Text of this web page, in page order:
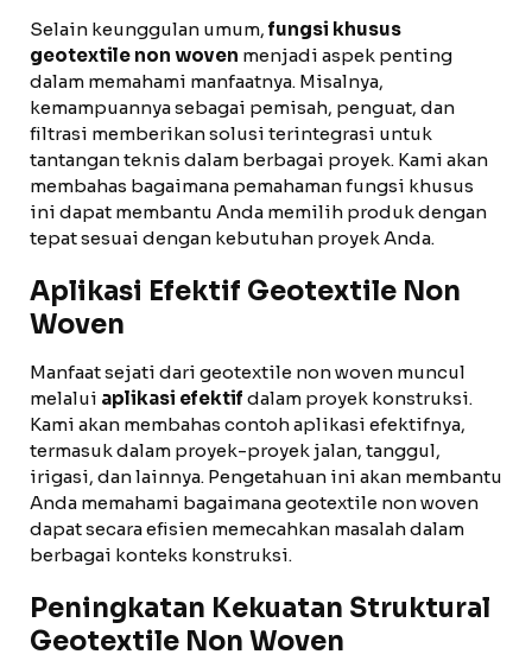
Selain keunggulan umum, fungsi khusus
geotextile non woven menjadi aspek penting
dalam memahami manfaatnya. Misalnya,
kemampuannya sebagai pemisah, penguat, dan
filtrasi memberikan solusi terintegrasi untuk
tantangan teknis dalam berbagai proyek. Kami akan
membahas bagaimana pemahaman fungsi khusus
ini dapat membantu Anda memilih produk dengan
tepat sesuai dengan kebutuhan proyek Anda.
Aplikasi Efektif Geotextile Non
Woven
Manfaat sejati dari geotextile non woven muncul
melalui aplikasi efektif dalam proyek konstruksi.
Kami akan membahas contoh aplikasi efektifnya,
termasuk dalam proyek-proyek jalan, tanggul,
irigasi, dan lainnya. Pengetahuan ini akan membantu
Anda memahami bagaimana geotextile non woven
dapat secara efisien memecahkan masalah dalam
berbagai konteks konstruksi.
Peningkatan Kekuatan Struktural
Geotextile Non Woven